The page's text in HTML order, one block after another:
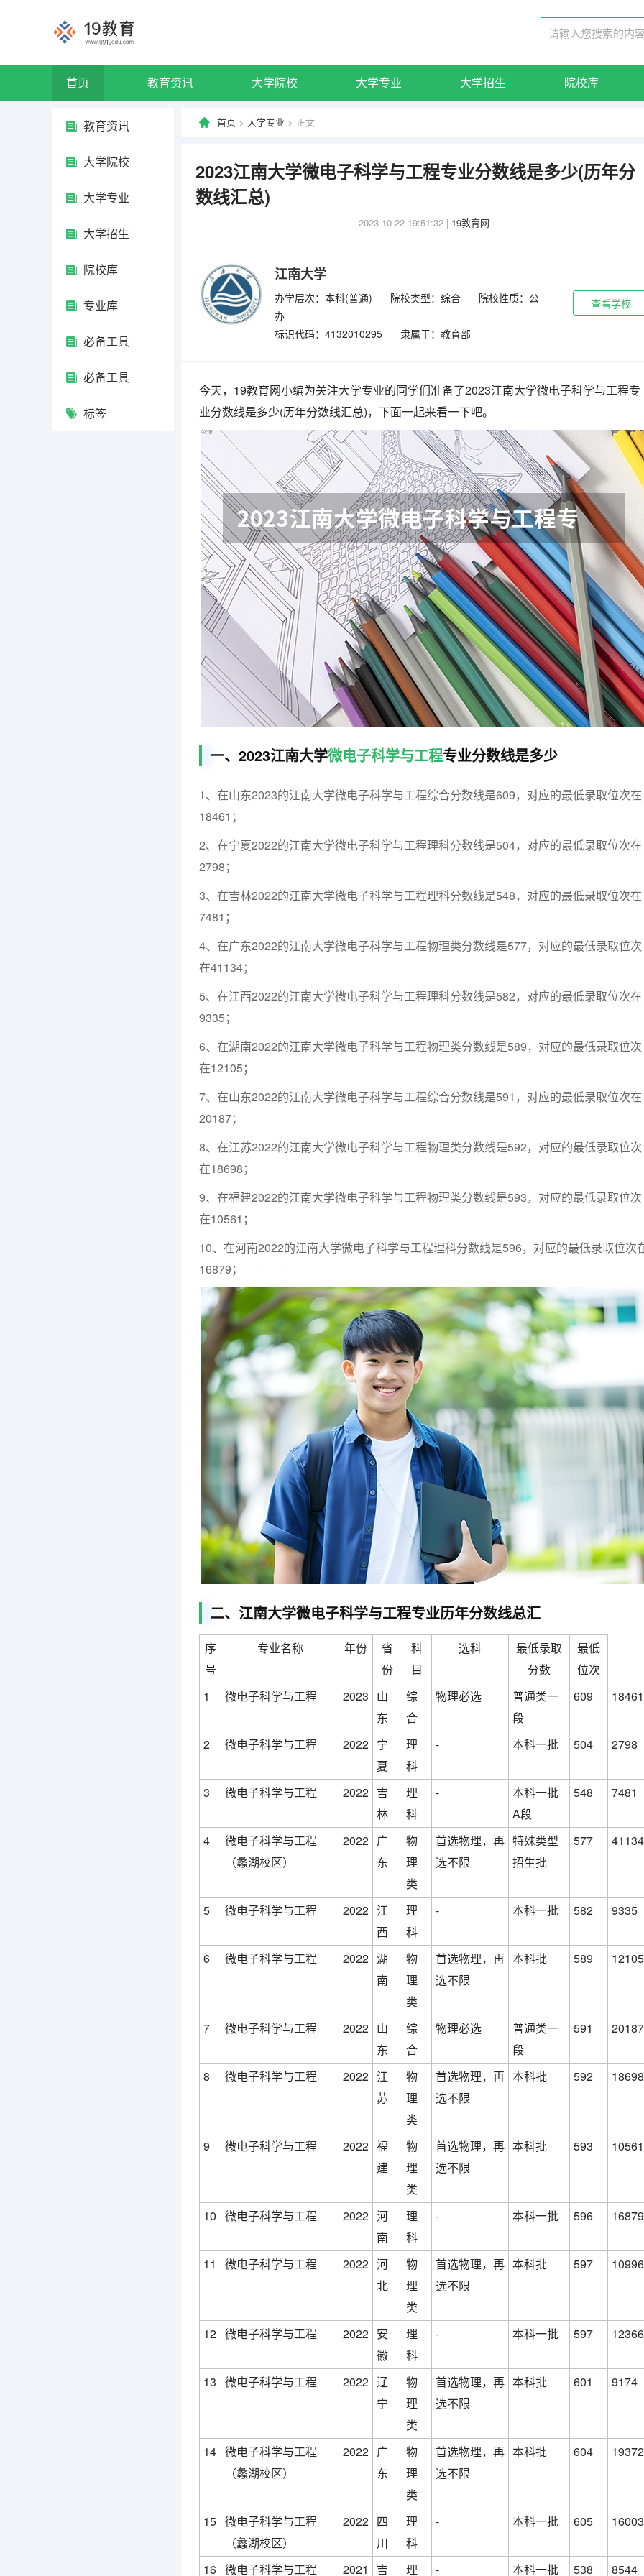
首页 教育资讯 大学院校 大学专业 大学招生 院校库
教育资讯
大学院校
大学专业
大学招生
院校库
专业库
必备工具
必备工具
标签
首页 > 大学专业 > 正文
2023江南大学微电子科学与工程专业分数线是多少(历年分
数线汇总)
2023-10-22 19:51:32 | 19教育网
江南大学
办学层次：本科(普通) 院校类型：综合
院校性质：公
办
标识代码：4132010295
隶属于：教育部
查看学校
今天，19教育网小编为关注大学专业的同学们准备了2023江南大学微电子科学与工程专
业分数线是多少(历年分数线汇总)，下面一起来看一下吧。
一、2023江南大学微电子科学与工程专业分数线是多少
1、在山东2023的江南大学微电子科学与工程综合分数线是609，对应的最低录取位次在
18461；
2、在宁夏2022的江南大学微电子科学与工程理科分数线是504，对应的最低录取位次在
2798；
3、在吉林2022的江南大学微电子科学与工程理科分数线是548，对应的最低录取位次在
7481；
4、在广东2022的江南大学微电子科学与工程物理类分数线是577，对应的最低录取位次
在41134；
5、在江西2022的江南大学微电子科学与工程理科分数线是582，对应的最低录取位次在
9335；
6、在湖南2022的江南大学微电子科学与工程物理类分数线是589，对应的最低录取位次
在12105；
7、在山东2022的江南大学微电子科学与工程综合分数线是591，对应的最低录取位次在
20187；
8、在江苏2022的江南大学微电子科学与工程物理类分数线是592，对应的最低录取位次
在18698；
9、在福建2022的江南大学微电子科学与工程物理类分数线是593，对应的最低录取位次
在10561；
10、在河南2022的江南大学微电子科学与工程理科分数线是596，对应的最低录取位次
16879；
二、江南大学微电子科学与工程专业历年分数线总汇
序
号
专业名称 年份
省
份
科
目
选科
最低录取
分数
最低
位次
1
微电子科学与工程 2023 山
东
综
合
物理必选
普通类一
段
609 18461
2 微电子科学与工程 2022 宁
夏
理
科
- 本科一批 504 2798
3 微电子科学与工程 2022 吉
林
理
科
-
本科一批
A段
548 7481
4
微电子科学与工程
（蠡湖校区）
2022 广
东
物
理
类
首选物理，再
选不限
特殊类型
招生批
577 41134
5 微电子科学与工程 2022 江
西
理
科
- 本科一批 582 9335
6 微电子科学与工程 2022 湖
南
物
理
类
首选物理，再
选不限
本科批 589 12105
7 微电子科学与工程 2022 山
东
综
合
物理必选
普通类一
段
591 20187
8 微电子科学与工程 2022 江
苏
物
理
类
首选物理，再
选不限
本科批 592 18698
9 微电子科学与工程 2022 福
建
物
理
类
首选物理，再
选不限
本科批 593 10561
10 微电子科学与工程 2022 河
南
理
科
- 本科一批 596 16879
11 微电子科学与工程 2022 河
北
物
理
类
首选物理，再
选不限
本科批 597 10996
12 微电子科学与工程 2022 安
徽
理
科
- 本科一批 597 12366
13 微电子科学与工程 2022 辽
宁
物
理
类
首选物理，再
选不限
本科批 601 9174
14 微电子科学与工程
（蠡湖校区）
2022 广
东
物
理
类
首选物理，再
选不限
本科批 604 19372
15 微电子科学与工程
（蠡湖校区）
2022 四
川
理
科
- 本科一批 605 16003
16 微电子科学与工程 2021 吉 理 - 本科一批 538 8544